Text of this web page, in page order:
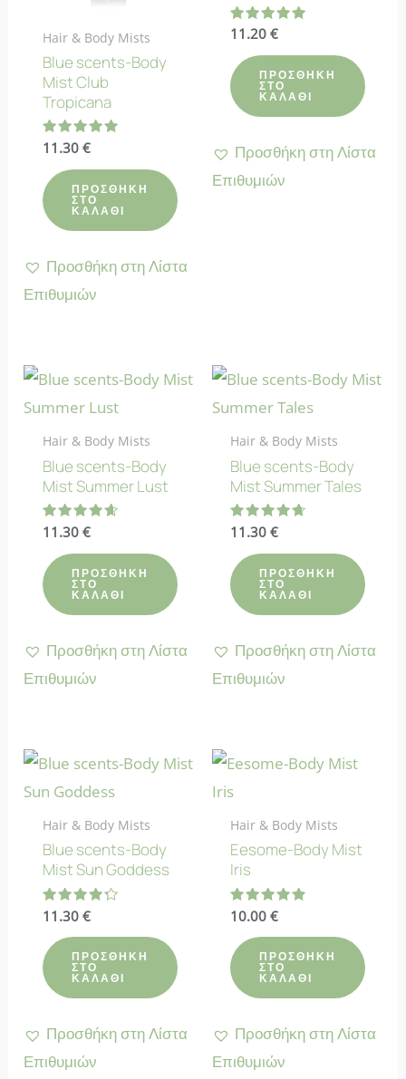
Hair & Body Mists
Blue scents-Body
Mist Club
Tropicana
Βαθμολογήθηκε
5.00
από 5
11.30 €
ΠΡΟΣΘΉΚΗ
ΣΤΟ
ΚΑΛΆΘΙ
Προσθήκη στη Λίστα
Επιθυμιών
Βαθμολογήθηκε
5.00
από 5
11.20€
ΠΡΟΣΘΉΚΗ
ΣΤΟ
ΚΑΛΆΘΙ
Προσθήκη στη Λίστα
Επιθυμιών
Hair & Body Mists
Blue scents-Body
Mist Summer Lust
Βαθμολογήθηκε
4.67
από 5
11.30 €
ΠΡΟΣΘΉΚΗ
ΣΤΟ
ΚΑΛΆΘΙ
Προσθήκη στη Λίστα
Επιθυμιών
Hair & Body Mists
Blue scents-Body
Mist Summer Tales
Βαθμολογήθηκε
4.67
από 5
11.30€
ΠΡΟΣΘΉΚΗ
ΣΤΟ
ΚΑΛΆΘΙ
Προσθήκη στη Λίστα
Επιθυμιών
Hair & Body Mists
Blue scents-Body
Mist Sun Goddess
Βαθμολογήθηκε
με
4.33
από 5
11.30 €
ΠΡΟΣΘΉΚΗ
ΣΤΟ
ΚΑΛΆΘΙ
Προσθήκη στη Λίστα
Επιθυμιών
Hair & Body Mists
Eesome-Body Mist
Iris
Βαθμολογήθηκε
με
4.90
από 5
10.00€
ΠΡΟΣΘΉΚΗ
ΣΤΟ
ΚΑΛΆΘΙ
Προσθήκη στη Λίστα
Επιθυμιών